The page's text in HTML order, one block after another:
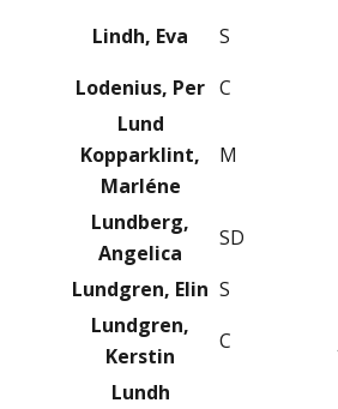
Lindh, Eva S
Lodenius, Per C
Lund
Kopparklint,
Marléne
M
Lundberg,
Angelica
SD
Lundgren, Elin S
Lundgren,
Kerstin
C
Lundh